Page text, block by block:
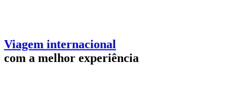
Viagem internacional
com a melhor experiência